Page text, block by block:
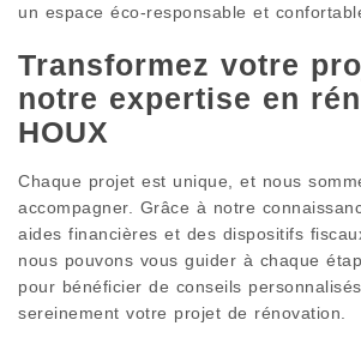
un espace éco-responsable et
Transformez votre
notre expertise en
HOUX
Chaque projet est unique, et nous
accompagner. Grâce à notre
aides financières et des dispositifs
nous pouvons vous guider à chaque
pour bénéficier de conseils
sereinement votre projet de rénovation.